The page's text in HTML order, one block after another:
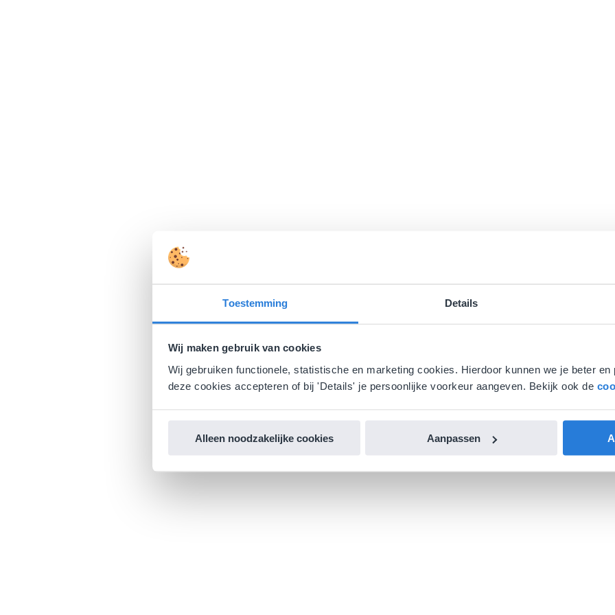
Toestemming Details
Wij maken gebruik van cookies
Wij gebruiken functionele, statistische en marketing cookies. Hierdoor kunnen we je beter
deze cookies accepteren of bij 'Details' je persoonlijke voorkeur aangeven. Bekijk ook de
Alleen noodzakelijke cookies Aanpassen